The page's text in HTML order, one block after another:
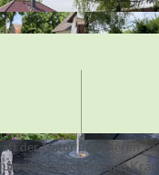
© Tourismusverein
in Wendisch Rietz lädt
der Natur inspirieren zu
Sträuchern und